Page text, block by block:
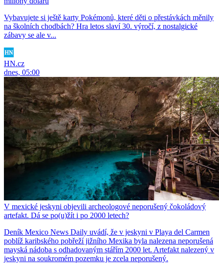
Vybavujete si ještě karty Pokémonů, které děti o přestávkách měnily
na školních chodbách? Hra letos slaví 30. výročí, z nostalgické
zábavy se ale v...
HN.cz
dnes, 05:00
V mexické jeskyni objevili archeologové neporušený čokoládový
artefakt. Dá se po(u)žít i po 2000 letech?
Deník Mexico News Daily uvádí, že v jeskyni v Playa del Carmen
poblíž karibského pobřeží jižního Mexika byla nalezena neporušená
mayská nádoba s odhadovaným stářím 2000 let. Artefakt nalezený v
jeskyni na soukromém pozemku je zcela neporušený.